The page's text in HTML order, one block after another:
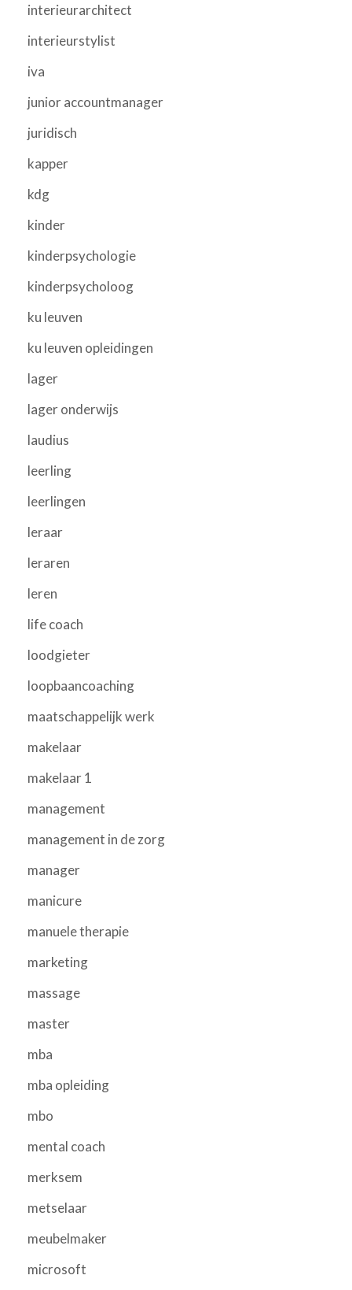
interieurarchitect
interieurstylist
iva
junior accountmanager
juridisch
kapper
kdg
kinder
kinderpsychologie
kinderpsycholoog
ku leuven
ku leuven opleidingen
lager
lager onderwijs
laudius
leerling
leerlingen
leraar
leraren
leren
life coach
loodgieter
loopbaancoaching
maatschappelijk werk
makelaar
makelaar 1
management
management in de zorg
manager
manicure
manuele therapie
marketing
massage
master
mba
mba opleiding
mbo
mental coach
merksem
metselaar
meubelmaker
microsoft